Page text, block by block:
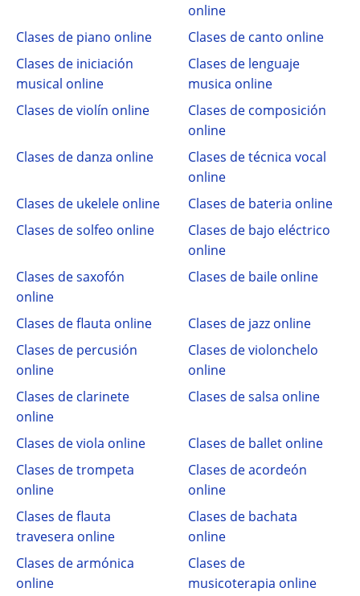
online
Clases de piano online
Clases de canto online
Clases de iniciación
musical online
Clases de lenguaje
musica online
Clases de violín online
Clases de composición
online
Clases de danza online
Clases de técnica vocal
online
Clases de ukelele online
Clases de bateria online
Clases de solfeo online
Clases de bajo eléctrico
online
Clases de saxofón
online
Clases de baile online
Clases de flauta online
Clases de jazz online
Clases de percusión
online
Clases de violonchelo
online
Clases de clarinete
online
Clases de salsa online
Clases de viola online
Clases de ballet online
Clases de trompeta
online
Clases de acordeón
online
Clases de flauta
travesera online
Clases de bachata
online
Clases de armónica
online
Clases de
musicoterapia online